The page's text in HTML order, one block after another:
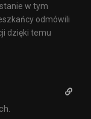
w tym
odmówili
dzięki temu